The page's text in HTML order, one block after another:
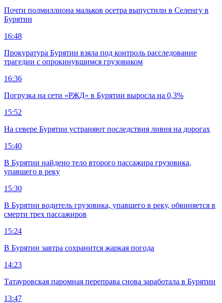
Почти полмиллиона мальков осетра выпустили в Селенгу в
Бурятии
16:48
Прокуратура Бурятии взяла под контроль расследование
трагедии с опрокинувшимся грузовиком
16:36
Погрузка на сети «РЖД» в Бурятии выросла на 0,3%
15:52
На севере Бурятии устраняют последствия ливня на дорогах
15:40
В Бурятии найдено тело второго пассажира грузовика,
упавшего в реку
15:30
В Бурятии водитель грузовика, упавшего в реку, обвиняется в
смерти трех пассажиров
15:24
В Бурятии завтра сохранится жаркая погода
14:23
Татауровская паромная переправа снова заработала в Бурятии
13:47